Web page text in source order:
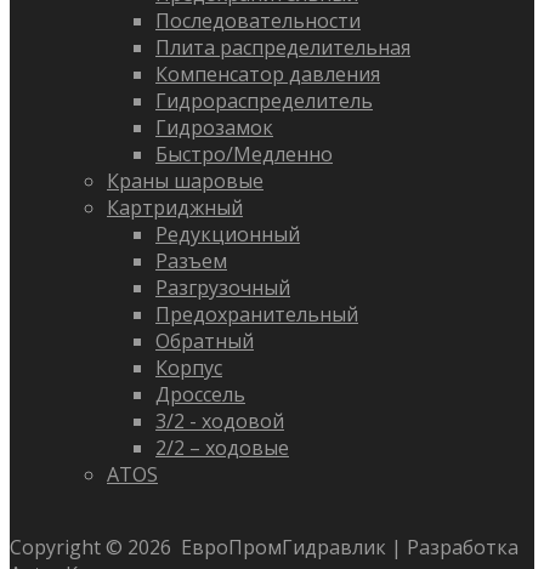
Последовательности
Плита распределительная
Компенсатор давления
Гидрораспределитель
Гидрозамок
Быстро/Медленно
Краны шаровые
Картриджный
Редукционный
Разъем
Разгрузочный
Предохранительный
Обратный
Корпус
Дроссель
3/2 - ходовой
2/2 – ходовые
ATOS
Copyright © 2026 ЕвроПромГидравлик | Разработка